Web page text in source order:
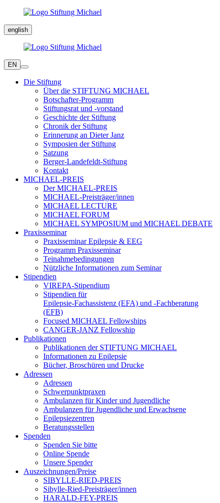
english
EN
Die Stiftung
Über die STIFTUNG MICHAEL
Botschafter-Programm
Stiftungsrat und -vorstand
Geschichte der Stiftung
Chronik der Stiftung
Erinnerung an Dieter Janz
Symposien der Stiftung
Satzung
Berger-Landefeldt-Stiftung
Kontakt
MICHAEL-PREIS
Der MICHAEL-PREIS
MICHAEL-Preisträger/innen
MICHAEL LECTURE
MICHAEL FORUM
MICHAEL SYMPOSIUM und MICHAEL DEBATE
Praxisseminar
Praxisseminar Epilepsie & EEG
Programm Praxisseminar
Teinahmebedingungen
Nützliche Informationen zum Seminar
Stipendien
VIREPA-Stipendium
Stipendien für
Epilepsie-Fachassistenz (EFA) und -Fachberatung
(EFB)
Focused MICHAEL Fellowships
CANGER-JANZ Fellowship
Publikationen
Publikationen der STIFTUNG MICHAEL
Informationen zu Epilepsie
Bücher, Broschüren und Drucke
Adressen
Adressen
Schwerpunktpraxen
Ambulanzen für Kinder und Jugendliche
Ambulanzen für Jugendliche und Erwachsene
Epilepsiezentren
Beratungsstellen
Spenden
Spenden Sie bitte
Online Spende
Unsere Spender
Auszeichnungen/Preise
SIBYLLE-RIED-PREIS
Sibylle-Ried-Preisträger/innen
HARALD-FEY-PREIS